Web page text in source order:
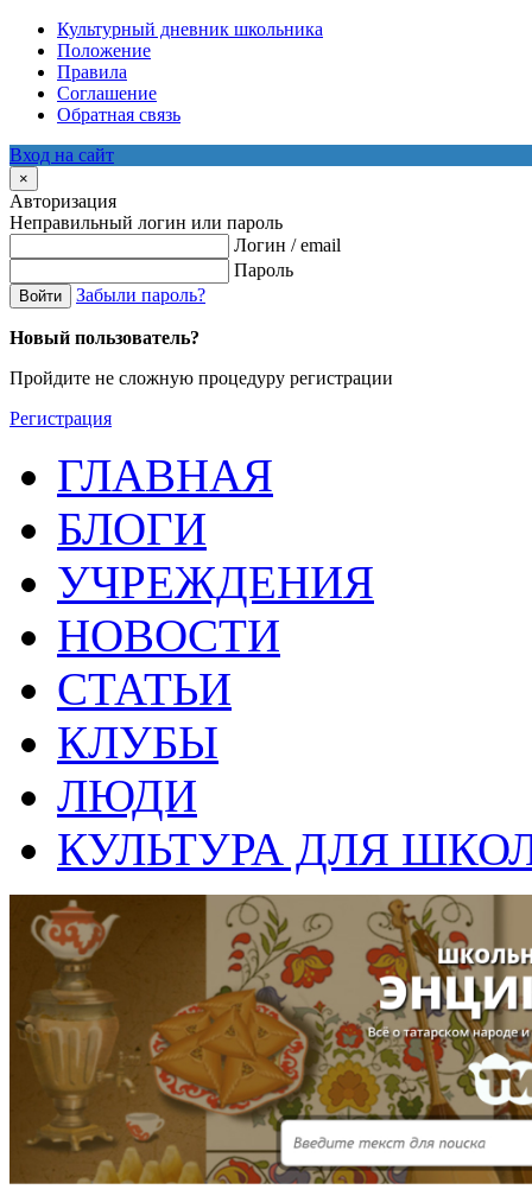
Культурный дневник школьника
Положение
Правила
Соглашение
Обратная связь
Вход на сайт
×
Авторизация
Неправильный логин или пароль
Логин / email
Пароль
Войти Забыли пароль?
Новый пользователь?
Пройдите не сложную процедуру регистрации
Регистрация
ГЛАВНАЯ
БЛОГИ
УЧРЕЖДЕНИЯ
НОВОСТИ
СТАТЬИ
КЛУБЫ
ЛЮДИ
КУЛЬТУРА ДЛЯ